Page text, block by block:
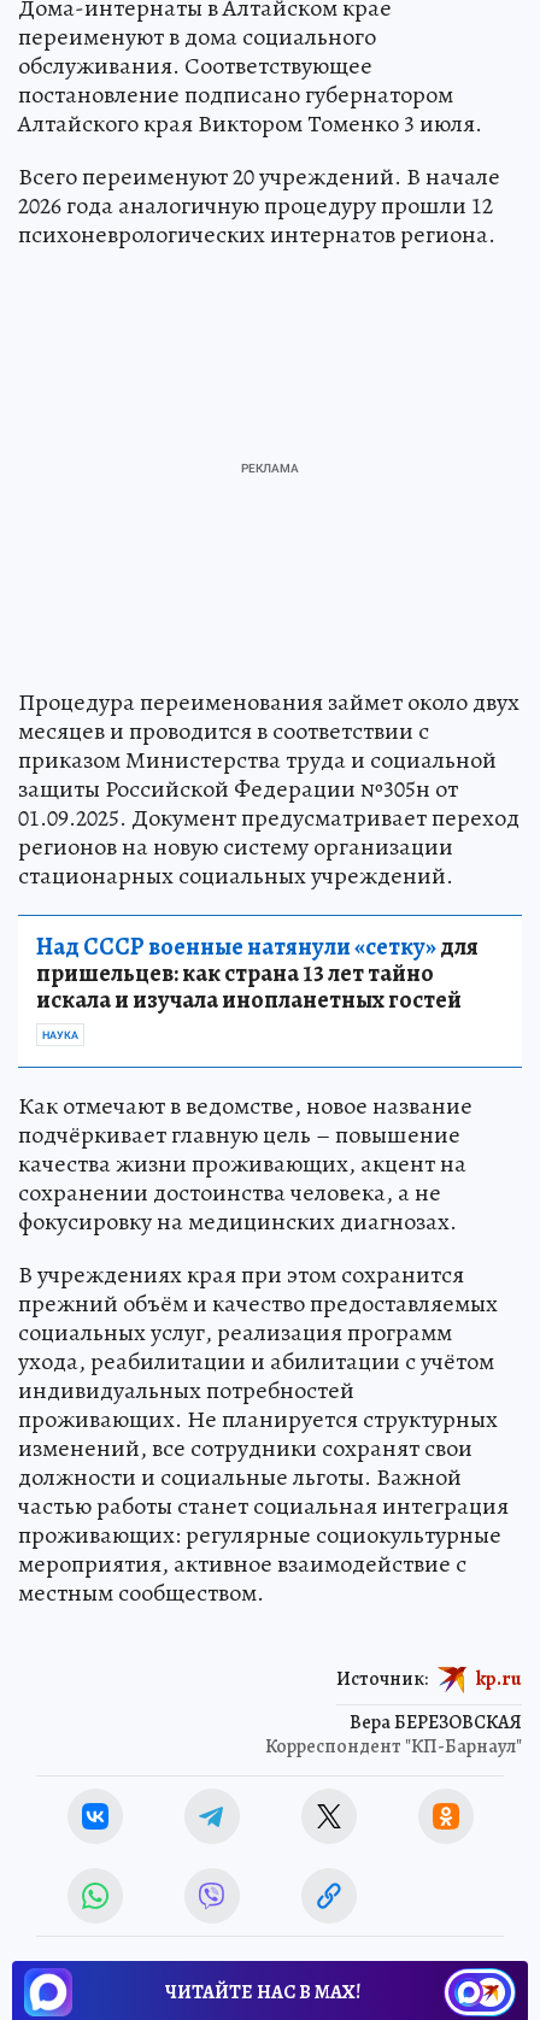
Дома-интернаты в Алтайском крае
переименуют в дома социального
обслуживания. Соответствующее
постановление подписано губернатором
Алтайского края Виктором Томенко 3 июля.
Всего переименуют 20 учреждений. В начале
2026 года аналогичную процедуру прошли 12
психоневрологических интернатов региона.
Процедура переименования займет около двух
месяцев и проводится в соответствии с
приказом Министерства труда и социальной
защиты Российской Федерации №305н от
01.09.2025. Документ предусматривает переход
регионов на новую систему организации
стационарных социальных учреждений.
Над СССР военные натянули «сетку»для
пришельцев: как страна 13 лет тайно
искала и изучала инопланетных гостей
НАУКА
Как отмечают в ведомстве, новое название
подчёркивает главную цель – повышение
качества жизни проживающих, акцент на
сохранении достоинства человека, а не
фокусировку на медицинских диагнозах.
В учреждениях края при этом сохранится
прежний объём и качество предоставляемых
социальных услуг, реализация программ
ухода, реабилитации и абилитации с учётом
индивидуальных потребностей
проживающих. Не планируется структурных
изменений, все сотрудники сохранят свои
должности и социальные льготы. Важной
частью работы станет социальная интеграция
проживающих: регулярные социокультурные
мероприятия, активное взаимодействие с
местным сообществом.
Вера БЕРЕЗОВСКАЯ
Корреспондент "КП-Барнаул"
Источник: kp.ru
ЧИТАЙТЕ НАС В МАХ!